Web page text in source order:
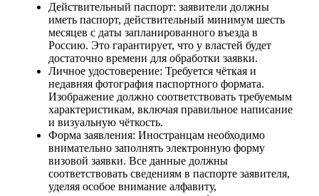
Действительный паспорт: заявители должны
иметь паспорт, действительный минимум шесть
месяцев с даты запланированного въезда в
Россию. Это гарантирует, что у властей будет
достаточно времени для обработки заявки.
Личное удостоверение: Требуется чёткая и
недавняя фотография паспортного формата.
Изображение должно соответствовать требуемым
характеристикам, включая правильное написание
и визуальную чёткость.
Форма заявления: Иностранцам необходимо
внимательно заполнять электронную форму
визовой заявки. Все данные должны
соответствовать сведениям в паспорте заявителя,
уделяя особое внимание алфавиту,